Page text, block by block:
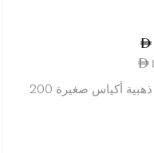
هاريبو دببة ذهبية أكياس صغيرة 200